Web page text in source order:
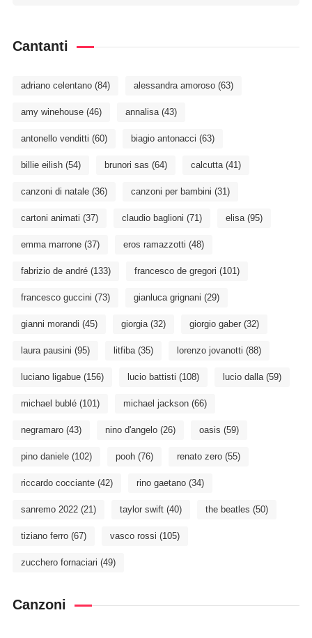
Cantanti
adriano celentano(84) alessandra amoroso(63)
amy winehouse(46) annalisa(43)
antonello venditti (60) biagio antonacci (63)
billie eilish(54) brunori sas (64) calcutta(41)
canzoni di natale(36) canzoni per bambini (31)
cartoni animati (37) claudio baglioni (71) elisa(95)
emma marrone(37) eros ramazzotti (48)
fabrizio de andré(133) francesco de gregori (101)
francesco guccini (73) gianluca grignani (29)
gianni morandi (45) giorgia(32) giorgio gaber(32)
laura pausini (95) litfiba(35) lorenzo jovanotti (88)
luciano ligabue(156) lucio battisti (108) lucio dalla(59)
michael bublé(101) michael jackson(66)
negramaro(43) nino d'angelo(26) oasis (59)
pino daniele(102) pooh(76) renato zero(55)
riccardo cocciante(42) rino gaetano(34)
sanremo 2022(21) taylor swift(40) the beatles (50)
tiziano ferro(67) vasco rossi (105)
zucchero fornaciari (49)
Canzoni